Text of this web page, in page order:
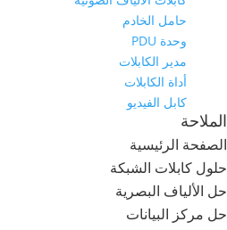
حامل الخادم
وحدة PDU
مدير الكابلات
أداة الكابلات
كابل الفيديو
الملاحة
الصفحة الرئيسية
حلول كابلات الشبكة
حل الألياف البصرية
حل مركز البيانات